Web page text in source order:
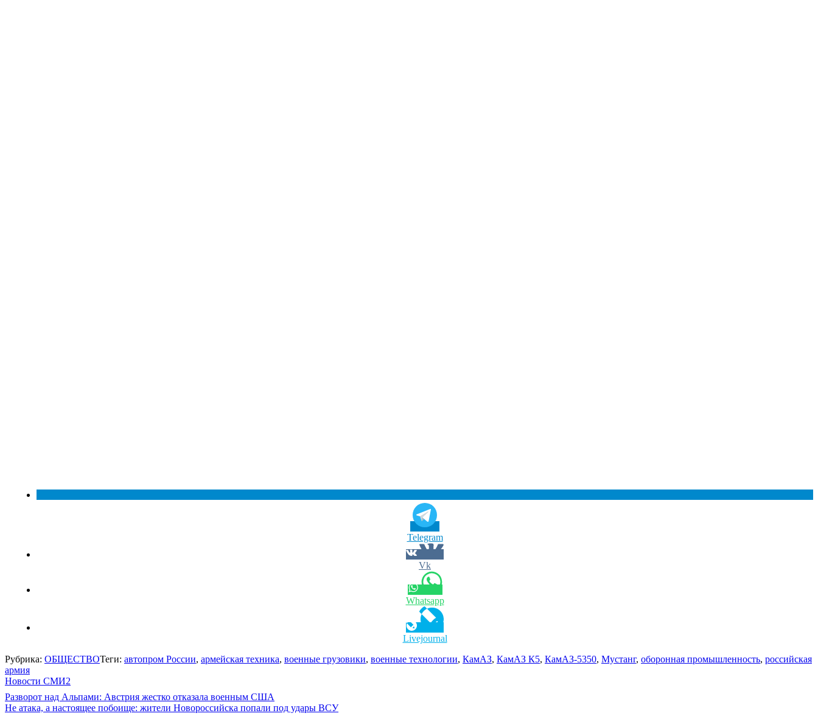
Telegram
Vk
Whatsapp
Livejournal
Рубрика: ОБЩЕСТВОТеги: автопром России, армейская техника, военные грузовики, военные технологии, КамАЗ, КамАЗ К5, КамАЗ-5350, Мустанг, оборонная промышленность, российская
армия
Новости СМИ2
Навигация
Разворот над Альпами: Австрия жестко отказала военным США
Не атака, а настоящее побоище: жители Новороссийска попали под удары ВСУ